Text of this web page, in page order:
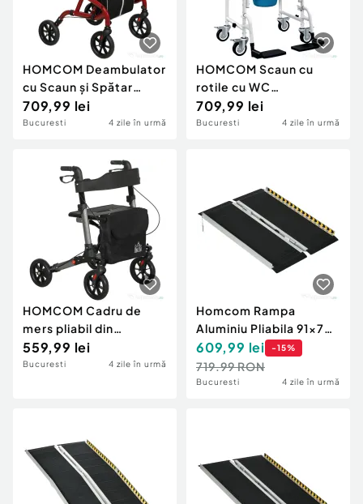
HOMCOM Deambulator
cu Scaun și Spătar
pentru Vârstnici Pliabil,
Reglabil pe Înălțime,
709,99 lei
Bucuresti 4 zile în urmă
HOMCOM Scaun cu
rotile cu WC
impermeabil 4 în 1 cu
suporturi pentru
709,99 lei
Bucuresti 4 zile în urmă
HOMCOM Cadru de
mers pliabil din
aluminiu, reglabil pe
înălțime, cu geantă,
559,99 lei
Bucuresti 4 zile în urmă
Homcom Rampa
Aluminiu Pliabila 91×73
cm – Antiderapanta,
272 kg
609,99 lei -15%
719.99 RON
Bucuresti 4 zile în urmă